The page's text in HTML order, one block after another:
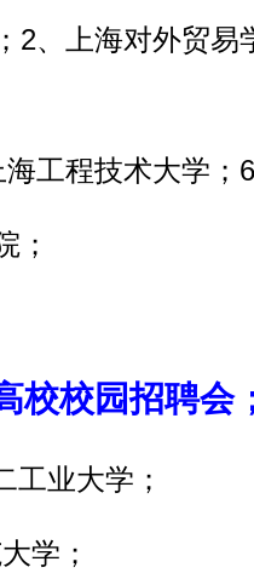
2、上海对外贸易
工程技术大学；
；
校校园招聘会
工业大学；
学；